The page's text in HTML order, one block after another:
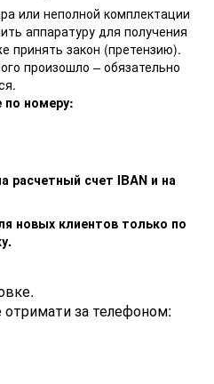
или неполной комплектации
аппаратуру для получения
принять закон (претензию).
произошло – обязательно
по номеру:
расчетный счет IBAN и на
новых клиентов только по
за телефоном: